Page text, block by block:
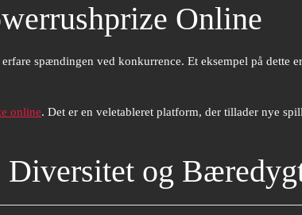
Online
spændingen ved konkurrence. Et eksempel på dette
online. Det er en veletableret platform, der tillader nye
og